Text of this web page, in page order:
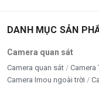
DANH MỤC SẢN
Camera quan sát
Camera quan sát Camera
Camera Imou ngoài trời